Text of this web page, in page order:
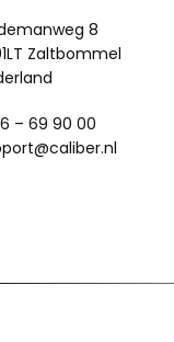
8
Zaltbommel
– 69 90 00